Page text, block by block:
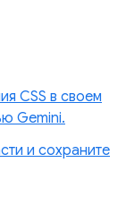
CSS в своем
Gemini.
и сохраните